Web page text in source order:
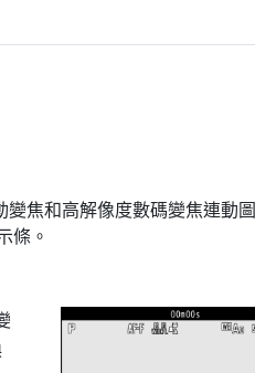
焦和高解像度數碼變焦連動
條。